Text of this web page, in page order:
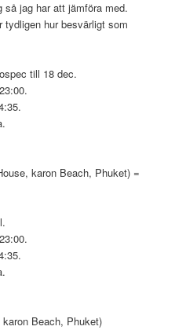
jag har att jämföra med.
hur besvärligt som
till 18 dec.
karon Beach, Phuket) =
Beach, Phuket)